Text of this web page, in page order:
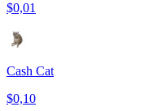
$0,01
Cash Cat
$0,10